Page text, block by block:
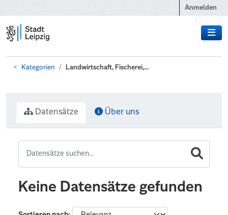
Anmelden
Kategorien Landwirtschaft, Fischerei,...
Datensätze Über uns
Keine Datensätze gefunden